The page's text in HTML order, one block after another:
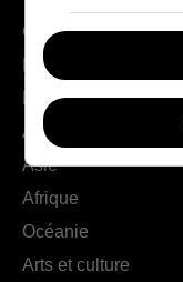
Géographie
France
Europe
Amériques
Asie
Afrique
Océanie
Arts et culture